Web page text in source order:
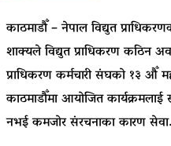
काठमाडौँ – नेपाल विद्युत
शाक्यले विद्युत प्राधिकरण कठिन
प्राधिकरण कर्मचारी संघको १३ औँ
काठमाडौँमा आयोजित
नभई कमजोर संरचनाका कारण